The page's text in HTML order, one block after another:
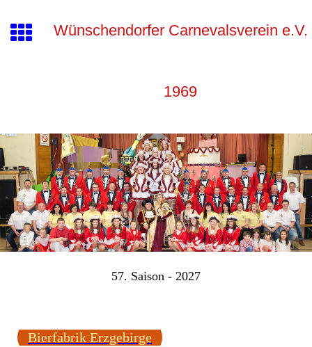
Wünschendorfer Carnevalsverein e.V.
1969
57. Saison - 2027
Bierfabrik Erzgebirge